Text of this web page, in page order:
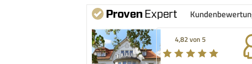
4,82 von 5